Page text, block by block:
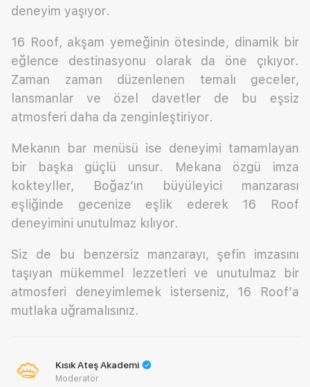
deneyim yaşıyor.
16 Roof, akşam yemeğinin ötesinde, dinamik bir
eğlence destinasyonu olarak da öne çıkıyor.
Zaman zaman düzenlenen temalı geceler,
lansmanlar ve özel davetler de bu eşsiz
atmosferi daha da zenginleştiriyor.
Mekanın bar menüsü ise deneyimi tamamlayan
bir başka güçlü unsur. Mekana özgü imza
kokteyller, Boğaz’ın büyüleyici manzarası
eşliğinde gecenize eşlik ederek 16 Roof
deneyimini unutulmaz kılıyor.
Siz de bu benzersiz manzarayı, şefin imzasını
taşıyan mükemmel lezzetleri ve unutulmaz bir
atmosferi deneyimlemek isterseniz, 16 Roof’a
mutlaka uğramalısınız.
Kısık Ateş Akademi
Moderatör